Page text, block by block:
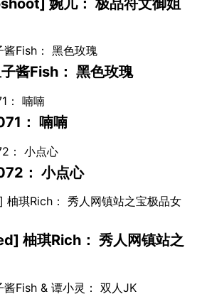
婉儿： 极品符文御姐
酱Fish： 黑色玫瑰
： 喃喃
： 小点心
柚琪Rich： 秀人网镇站之